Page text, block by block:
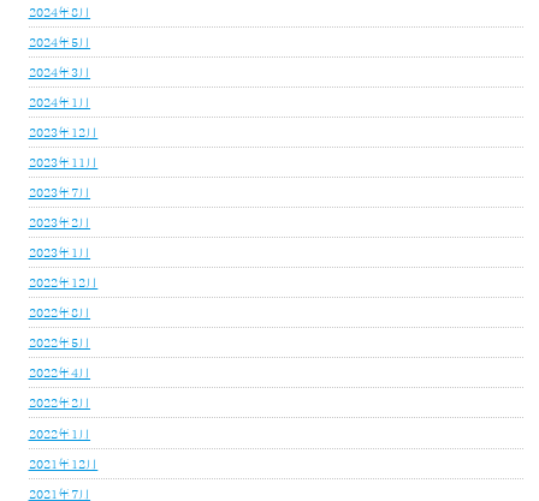
2024年8月
2024年5月
2024年3月
2024年1月
2023年12月
2023年11月
2023年7月
2023年2月
2023年1月
2022年12月
2022年8月
2022年5月
2022年4月
2022年2月
2022年1月
2021年12月
2021年7月